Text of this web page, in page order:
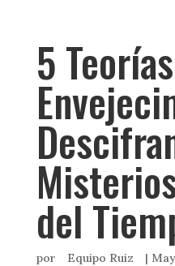
5
del
por Equipo Ruiz |